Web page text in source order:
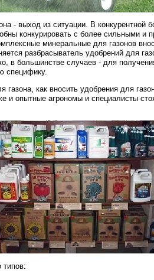
- выход из ситуации. В конкурентной
конкурировать с более сильными и
минеральные для газонов
разбрасыватель удобрений для
в большинстве случаев - для
специфику.
как вносить удобрения для
и опытные агрономы и специалисты
типов: